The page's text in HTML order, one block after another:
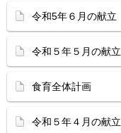
令和5年６月の献立
令和５年５月の献立
食育全体計画
令和５年４月の献立